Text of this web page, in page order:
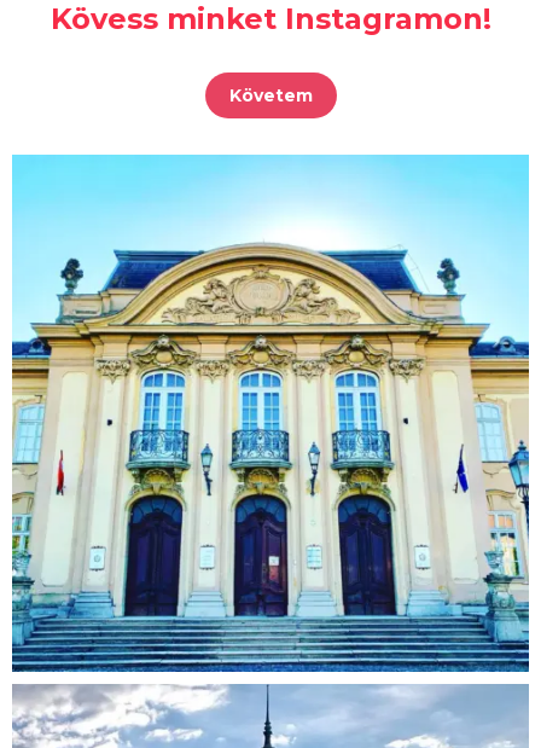
Kövess minket Instagramon!
Követem